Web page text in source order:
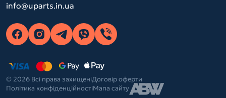
info@uparts.in.ua
© 2026 Всі права захищеніДоговір оферти
Політика конфіденційностіМапа сайту